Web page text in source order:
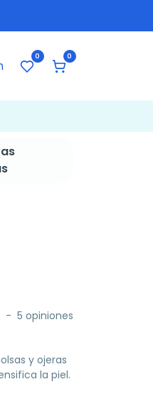
0 0
- 5 opiniones
y ojeras
la piel.